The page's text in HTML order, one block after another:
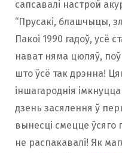
сапсавалі настрой
“Прусакі, блашчыцы,
Пакоі 1990 гадоў, усё
нават няма цюляў,
што ўсё так дрэнна!
іншагароднія
дзень засялення ў
вынесці смецце
не распакавалі! Як